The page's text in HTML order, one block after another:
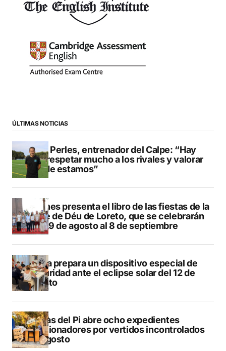
ÚLTIMAS NOTICIAS
Pere Perles, entrenador del Calpe: “Hay
que respetar mucho a los rivales y valorar
dónde estamos”
Duanes presenta el libro de las fiestas de la
Mare de Déu de Loreto, que se celebrarán
del 29 de agosto al 8 de septiembre
Xàbia prepara un dispositivo especial de
seguridad ante el eclipse solar del 12 de
agosto
L’Alfàs del Pi abre ocho expedientes
sancionadores por vertidos incontrolados
en agosto